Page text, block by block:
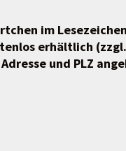
im
erhältlich
und PLZ